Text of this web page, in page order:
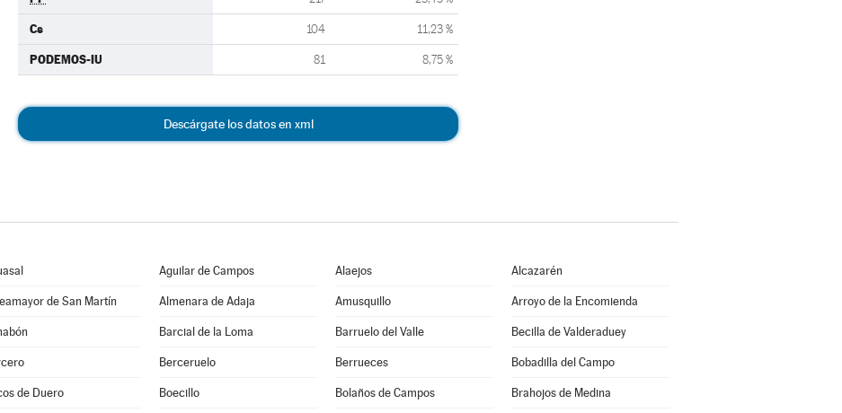
Cs 104 11,23 %
PODEMOS-IU 81 8,75 %
Descárgate los datos en xml
Aguilar de Campos Alaejos Alcazarén
de San Martín Almenara de Adaja Amusquillo Arroyo de la Encomienda
Barcial de la Loma Barruelo del Valle Becilla de Valderaduey
Berceruelo Berrueces Bobadilla del Campo
de Duero Boecillo Bolaños de Campos Brahojos de Medina